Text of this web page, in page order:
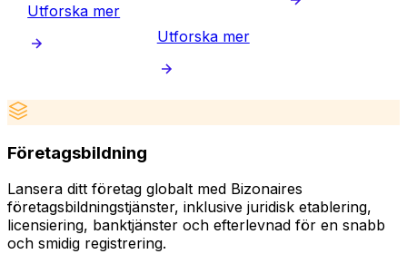
Utforska mer
Utforska mer
Företagsbildning
Lansera ditt företag globalt med Bizonaires
företagsbildningstjänster, inklusive juridisk etablering,
licensiering, banktjänster och efterlevnad för en snabb
och smidig registrering.